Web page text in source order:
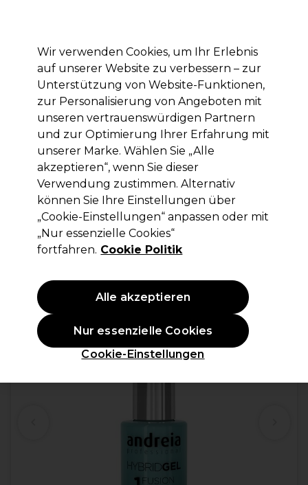
Anmelden
Marken Deals Haare Elektrogeräte Saloneinrichtung
Lieferung und Lieferzeiten
– mehr erfahren
Andreia Professional
Andreia Professional Hybrid Gel
Nagellack - Fusion Color H69 Türkis
10.5ml
(7)
Wir verwenden Cookies, um Ihr Erlebnis
auf unserer Website zu verbessern – zur
Unterstützung von Website-Funktionen,
zur Personalisierung von Angeboten mit
unseren vertrauenswürdigen Partnern
und zur Optimierung Ihrer Erfahrung mit
unserer Marke. Wählen Sie „Alle
akzeptieren“, wenn Sie dieser
Verwendung zustimmen. Alternativ
können Sie Ihre Einstellungen über
„Cookie-Einstellungen“ anpassen oder mit
„Nur essenzielle Cookies“
fortfahren. Cookie Politik
Cookie-Einstellungen
Nur essenzielle Cookies
Alle akzeptieren